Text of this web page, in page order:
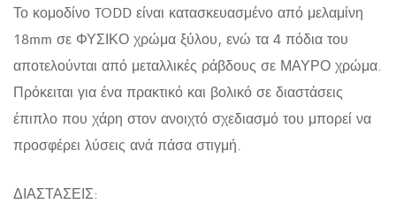
Το κομοδίνο TODD είναι κατασκευασμένο από μελαμίνη
18mm σε ΦΥΣΙΚΟ χρώμα ξύλου, ενώ τα 4 πόδια του
αποτελούνται από μεταλλικές ράβδους σε ΜΑΥΡΟ χρώμα.
Πρόκειται για ένα πρακτικό και βολικό σε διαστάσεις
έπιπλο που χάρη στον ανοιχτό σχεδιασμό του μπορεί να
προσφέρει λύσεις ανά πάσα στιγμή.
ΔΙΑΣΤΑΣΕΙΣ: